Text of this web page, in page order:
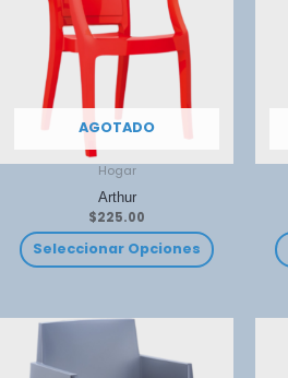
AGOTADO
Hogar
Arthur
$225.00
Seleccionar Opciones